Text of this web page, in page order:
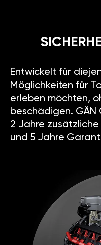
Entwickelt für
Möglichkeiten für
erleben möchten,
beschädigen. GÄN
2 Jahre
und 5 Jahre